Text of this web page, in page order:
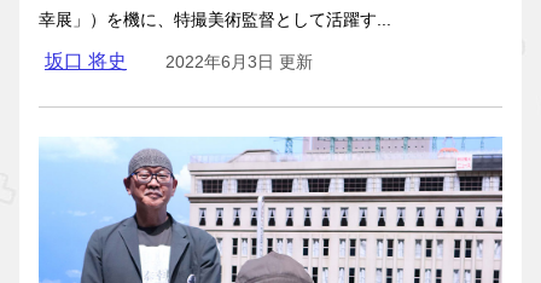
幸展」）を機に、特撮美術監督として活躍す...
坂口 将史 2022年6月3日 更新